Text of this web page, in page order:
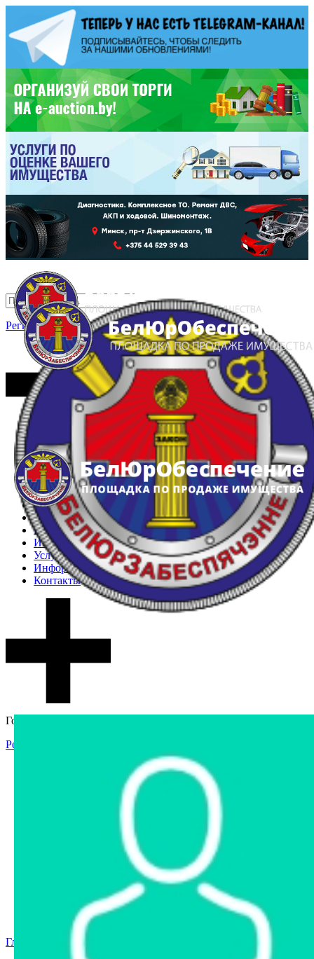
Регистрация Вход
Главная
Арестованное имущество
Реестр несостоявшихся торгов
Реестр переоценок
Частное имущество
Государственное имущество
Интернет-магазин
Интернет-витрина
Услуги
Информация
Контакты
Гостевой доступ
Регистрация
Интернет-магазин
Интернет-витрина
Арестованное имущество
Реестр несостоявшихся торгов
Реестр переоценок
Государственное имущество
Главная страница